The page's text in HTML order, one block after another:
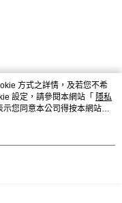
方式之詳情，及若您不希
設定，請參閱本網站「 隱私
您同意本公司得按本網站使